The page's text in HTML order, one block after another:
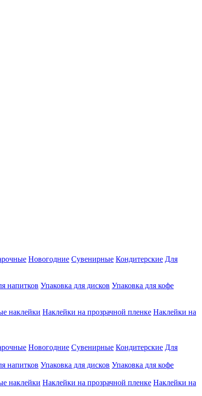
Новогодние Сувенирные Кондитерские Для
напитков Упаковка для дисков Упаковка для кофе
наклейки Наклейки на прозрачной пленке Наклейки на
Новогодние Сувенирные Кондитерские Для
напитков Упаковка для дисков Упаковка для кофе
наклейки Наклейки на прозрачной пленке Наклейки на